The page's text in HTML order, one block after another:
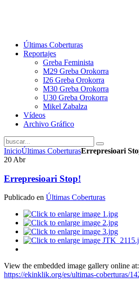
Últimas Coberturas
Reportajes
Greba Feminista
M29 Greba Orokorra
I26 Greba Orokorra
M30 Greba Orokorra
U30 Greba Orokorra
Mikel Zabalza
Vídeos
Archivo Gráfico
InicioÚltimas CoberturasErrepresioari
20 Abr
Errepresioari Stop!
Publicado en Últimas Coberturas
View the embedded image gallery online at:
https://ekinklik.org/es/ultimas-coberturas/